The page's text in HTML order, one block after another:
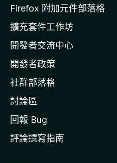
l
a
官
網
Firefox 附加元件部落格
擴充套件工作坊
開發者交流中心
開發者政策
社群部落格
討論區
回報 Bug
評論撰寫指南